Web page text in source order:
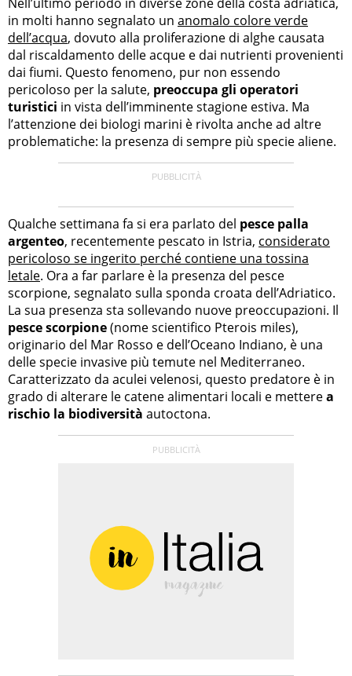
in molti hanno segnalato un anomalo colore verde
dell’acqua, dovuto alla proliferazione di alghe causata
dal riscaldamento delle acque e dai nutrienti provenienti
dai fiumi. Questo fenomeno, pur non essendo
pericoloso per la salute, preoccupa gli operatori
turistici in vista dell’imminente stagione estiva. Ma
l’attenzione dei biologi marini è rivolta anche ad altre
problematiche: la presenza di sempre più specie aliene.
Qualche settimana fa si era parlato del pesce palla
argenteo, recentemente pescato in Istria, considerato
pericoloso se ingerito perché contiene una tossina
letale. Ora a far parlare è la presenza del pesce
scorpione, segnalato sulla sponda croata dell’Adriatico.
La sua presenza sta sollevando nuove preoccupazioni. Il
pesce scorpione(nome scientifico Pterois miles),
originario del Mar Rosso e dell’Oceano Indiano, è una
delle specie invasive più temute nel Mediterraneo.
Caratterizzato da aculei velenosi, questo predatore è in
grado di alterare le catene alimentari locali e metterea
rischio la biodiversità autoctona.